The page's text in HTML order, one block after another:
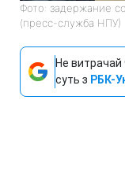
Фото: задержание
(пресс-служба НПУ)
Не витрачай
суть з РБК-